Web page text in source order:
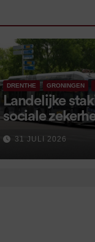
DRENTHE GRONINGEN
Landelijke
sociale
aangekondigd
september
31 JULI 2026